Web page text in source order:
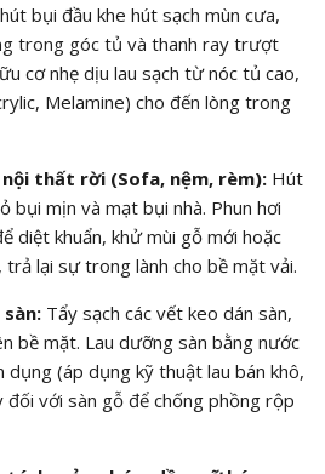
bụi đầu khe hút sạch mùn cưa,
trong góc tủ và thanh ray trượt
cơ nhẹ dịu lau sạch từ nóc tủ cao,
Melamine) cho đến lòng trong
nội thất rời (Sofa, nệm, rèm):Hút
bụi mịn và mạt bụi nhà. Phun hơi
diệt khuẩn, khử mùi gỗ mới hoặc
trả lại sự trong lành cho bề mặt vải.
Tẩy sạch các vết keo dán sàn,
bề mặt. Lau dưỡng sàn bằng nước
dụng (áp dụng kỹ thuật lau bán khô,
với sàn gỗ để chống phồng rộp